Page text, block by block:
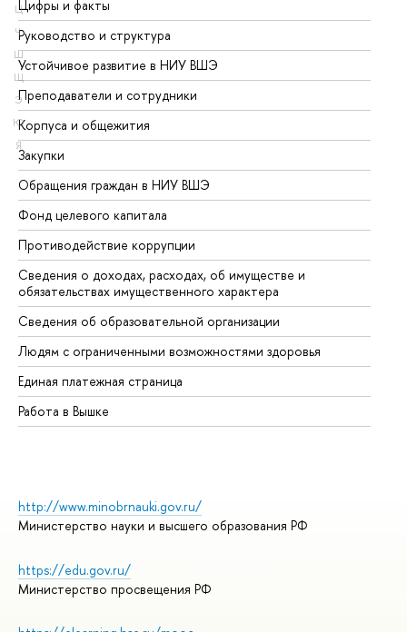
Ц
Ч
Ш
Щ
Э
Ю
Я
Цифры и факты
Руководство и структура
Устойчивое развитие в НИУ ВШЭ
Преподаватели и сотрудники
Корпуса и общежития
Закупки
Обращения граждан в НИУ ВШЭ
Фонд целевого капитала
Противодействие коррупции
Сведения о доходах, расходах, об имуществе и
обязательствах имущественного характера
Сведения об образовательной организации
Людям с ограниченными возможностями здоровья
Единая платежная страница
Работа в Вышке
http://www.minobrnauki.gov.ru/
Министерство науки и высшего образования РФ
https://edu.gov.ru/
Министерство просвещения РФ